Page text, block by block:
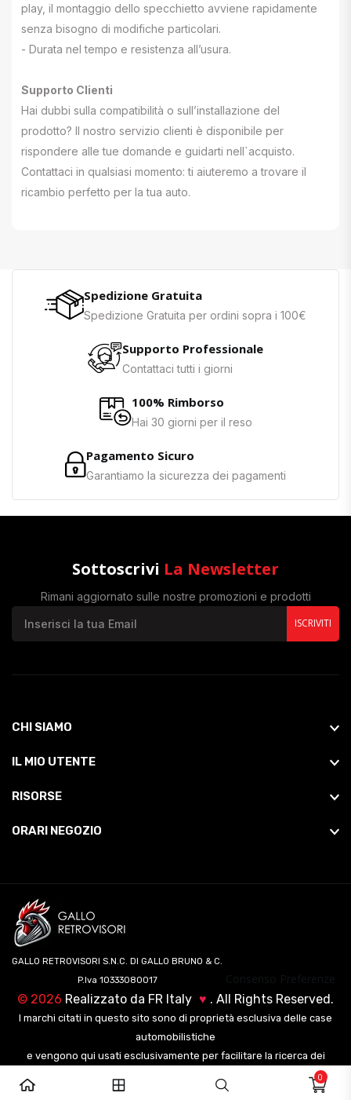
0
play, il montaggio dello specchietto avviene rapidamente
senza bisogno di modifiche particolari.
- Durata nel tempo e resistenza all’usura.
Supporto Clienti
Hai dubbi sulla compatibilità o sull’installazione del
prodotto? Il nostro servizio clienti è disponibile per
rispondere alle tue domande e guidarti nell`acquisto.
Contattaci in qualsiasi momento: ti aiuteremo a trovare il
ricambio perfetto per la tua auto.
Spedizione Gratuita
Spedizione Gratuita per ordini sopra i 100€
Supporto Professionale
Contattaci tutti i giorni
100% Rimborso
Hai 30 giorni per il reso
Pagamento Sicuro
Garantiamo la sicurezza dei pagamenti
Sottoscrivi La Newsletter
Rimani aggiornato sulle nostre promozioni e prodotti
ISCRIVITI
CHI SIAMO
IL MIO UTENTE
RISORSE
ORARI NEGOZIO
GALLO RETROVISORI S.N.C. DI GALLO BRUNO & C.
P.Iva 10333080017
© 2026 Realizzato da FR Italy ♥ . All Rights Reserved.
I marchi citati in questo sito sono di proprietà esclusiva delle case
automobilistiche
e vengono qui usati esclusivamente per facilitare la ricerca dei